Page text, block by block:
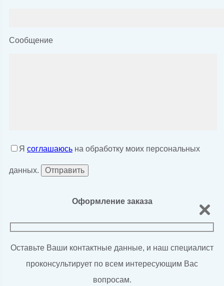
Сообщение
Я соглашаюсь на обработку моих персональных
данных.
Оформление заказа
Оставьте Ваши контактные данные, и наш специалист
проконсультирует по всем интересующим Вас
вопросам.